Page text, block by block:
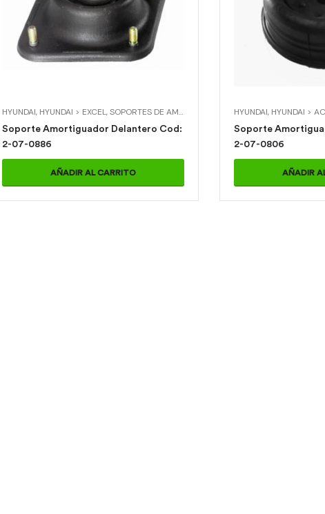
, HYUNDAI, HYUNDAI > STAREX
HYUNDAI, HYUNDAI > EXCEL,SOPORTES DE AMORTIGUADOR ,SOPORTES DE
Soporte Amortiguador Delantero Cod:
2-07-0886
AÑADIR AL CARRITO
HYUNDAI, HYUNDAI >
Soporte
2-07-0806
AÑADIR